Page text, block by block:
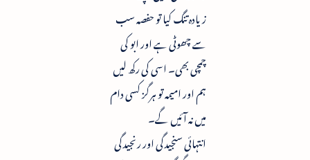
زیادہ تنگ کیا تو حفصہ سب
سے چھوٹی ہے اور ابو کی
چمچی بھی۔ اسی کی رکھ لیں
ہم اور امیمہ تو ہرگز کسی دام
میں نہ آئیں گے۔
انتہائی سنجیدگی اور رنجیدگی